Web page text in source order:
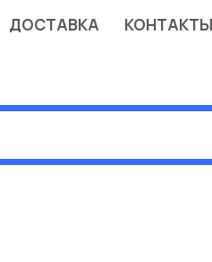
ДОСТАВКА КОНТАКТЫ